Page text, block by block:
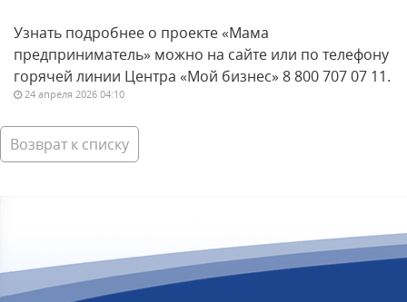
Узнать подробнее о проекте «Мама
предприниматель» можно на сайте или по телефону
горячей линии Центра «Мой бизнес» 8 800 707 07 11.
24 апреля 2026 04:10
Возврат к списку